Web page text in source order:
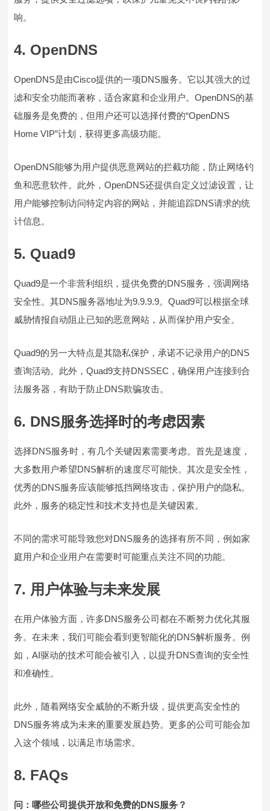
响。
4. OpenDNS
OpenDNS是由Cisco提供的一项DNS服务。它以其强大的过
滤和安全功能而著称，适合家庭和企业用户。OpenDNS的基
础服务是免费的，但用户还可以选择付费的“OpenDNS
Home VIP”计划，获得更多高级功能。
OpenDNS能够为用户提供恶意网站的拦截功能，防止网络钓
鱼和恶意软件。此外，OpenDNS还提供自定义过滤设置，让
用户能够控制访问特定内容的网站，并能追踪DNS请求的统
计信息。
5. Quad9
Quad9是一个非营利组织，提供免费的DNS服务，强调网络
安全性。其DNS服务器地址为9.9.9.9。Quad9可以根据全球
威胁情报自动阻止已知的恶意网站，从而保护用户安全。
Quad9的另一大特点是其隐私保护，承诺不记录用户的DNS
查询活动。此外，Quad9支持DNSSEC，确保用户连接到合
法服务器，有助于防止DNS欺骗攻击。
6. DNS服务选择时的考虑因素
选择DNS服务时，有几个关键因素需要考虑。首先是速度，
大多数用户希望DNS解析的速度尽可能快。其次是安全性，
优秀的DNS服务应该能够抵挡网络攻击，保护用户的隐私。
此外，服务的稳定性和技术支持也是关键因素。
不同的需求可能导致您对DNS服务的选择有所不同，例如家
庭用户和企业用户在需要时可能重点关注不同的功能。
7. 用户体验与未来发展
在用户体验方面，许多DNS服务公司都在不断努力优化其服
务。在未来，我们可能会看到更智能化的DNS解析服务。例
如，AI驱动的技术可能会被引入，以提升DNS查询的安全性
和准确性。
此外，随着网络安全威胁的不断升级，提供更高安全性的
DNS服务将成为未来的重要发展趋势。更多的公司可能会加
入这个领域，以满足市场需求。
8. FAQs
问：哪些公司提供开放和免费的DNS服务？